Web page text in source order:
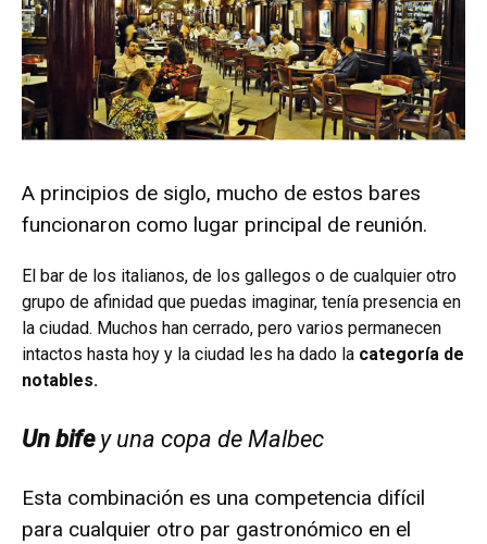
A principios de siglo, mucho de estos bares
funcionaron como lugar principal de reunión.
El bar de los italianos, de los gallegos o de cualquier otro
grupo de afinidad que puedas imaginar, tenía presencia en
la ciudad. Muchos han cerrado, pero varios permanecen
intactos hasta hoy y la ciudad les ha dado la categoría de
notables.
Un bife y una copa de Malbec
Esta combinación es una competencia difícil
para cualquier otro par gastronómico en el